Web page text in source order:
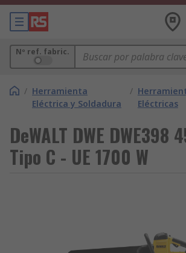
Nº ref. fabric.
/ Herramienta
Eléctrica y Soldadura
/
Eléctricas
DeWALT DWE DWE398
Tipo C - UE 1700 W